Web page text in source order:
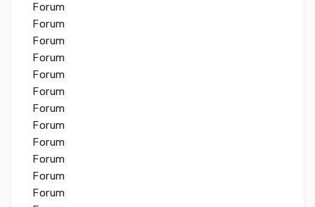
Forum
Forum
Forum
Forum
Forum
Forum
Forum
Forum
Forum
Forum
Forum
Forum